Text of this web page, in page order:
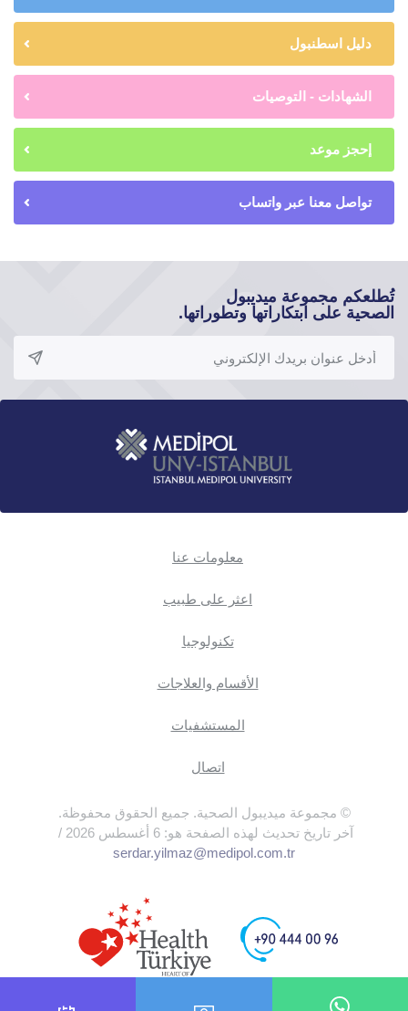
دليل اسطنبول
الشهادات - التوصيات
إحجز موعد
تواصل معنا عبر واتساب
تُطلعكم مجموعة ميديبول
الصحية على ابتكاراتها وتطوراتها.
معلومات عنا
اعثر على طبيب
تكنولوجيا
الأقسام والعلاجات
المستشفيات
اتصال
© مجموعة ميديبول الصحية. جميع الحقوق محفوظة.
آخر تاريخ تحديث لهذه الصفحة هو: 6 أغسطس 2026 /
serdar.yilmaz@medipol.com.tr